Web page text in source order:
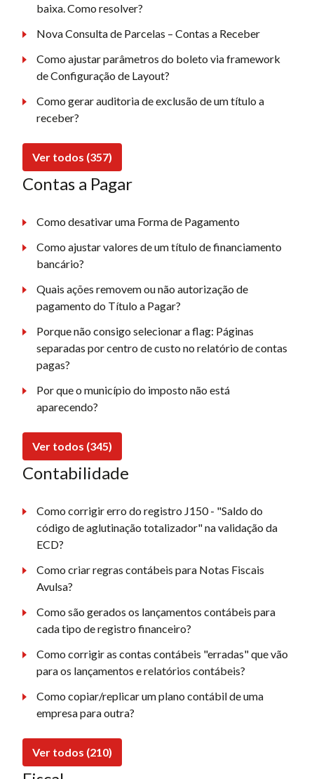
baixa. Como resolver?
Nova Consulta de Parcelas – Contas a Receber
Como ajustar parâmetros do boleto via framework
de Configuração de Layout?
Como gerar auditoria de exclusão de um título a
receber?
Ver todos (357)
Contas a Pagar
Como desativar uma Forma de Pagamento
Como ajustar valores de um título de financiamento
bancário?
Quais ações removem ou não autorização de
pagamento do Título a Pagar?
Porque não consigo selecionar a flag: Páginas
separadas por centro de custo no relatório de contas
pagas?
Por que o município do imposto não está
aparecendo?
Ver todos (345)
Contabilidade
Como corrigir erro do registro J150 - "Saldo do
código de aglutinação totalizador" na validação da
ECD?
Como criar regras contábeis para Notas Fiscais
Avulsa?
Como são gerados os lançamentos contábeis para
cada tipo de registro financeiro?
Como corrigir as contas contábeis "erradas" que vão
para os lançamentos e relatórios contábeis?
Como copiar/replicar um plano contábil de uma
empresa para outra?
Ver todos (210)